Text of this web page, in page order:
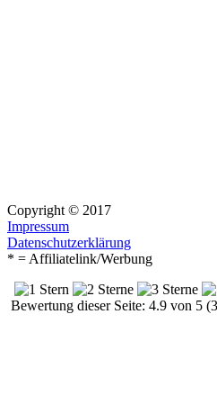
Copyright © 2017
Impressum
Datenschutzerklärung
* = Affiliatelink/Werbung
Bewertung dieser Seite: 4.9 von 5